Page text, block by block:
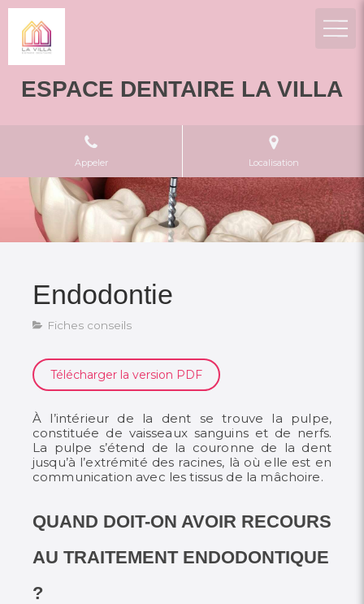
ESPACE DENTAIRE LA VILLA
Appeler Localisation
Endodontie
Fiches conseils
Télécharger la version PDF
À l’intérieur de la dent se trouve la pulpe,
constituée de vaisseaux sanguins et de nerfs.
La pulpe s’étend de la couronne de la dent
jusqu’à l’extrémité des racines, là où elle est en
communication avec les tissus de la mâchoire.
QUAND DOIT-ON AVOIR RECOURS
AU TRAITEMENT ENDODONTIQUE
?